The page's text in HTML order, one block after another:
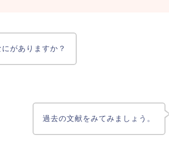
がありますか？
過去の文献をみてみましょう。